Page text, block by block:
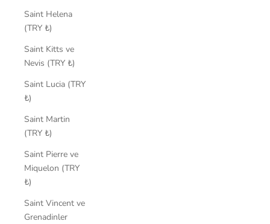
Saint Helena
(TRY ₺)
Saint Kitts ve
Nevis (TRY ₺)
Saint Lucia (TRY
₺)
Saint Martin
(TRY ₺)
Saint Pierre ve
Miquelon (TRY
₺)
Saint Vincent ve
Grenadinler